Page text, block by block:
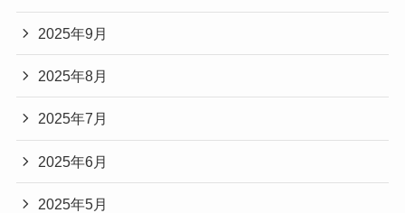
2025年9月
2025年8月
2025年7月
2025年6月
2025年5月